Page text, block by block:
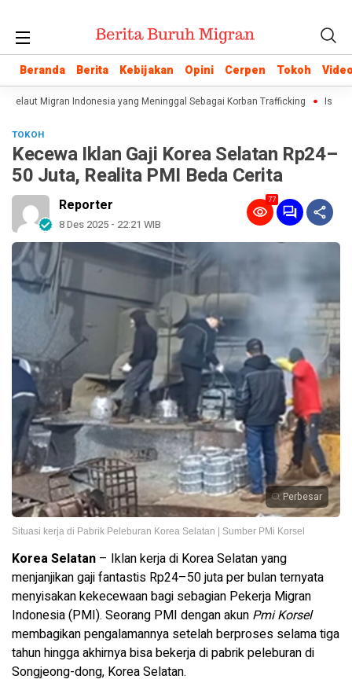
Beranda Berita Kebijakan Opini Cerpen Tokoh
Beranda Berita Kebijakan Opini Cerpen Tokoh
Migran Indonesia yang Meninggal Sebagai Korban Trafficking Istilah
TOKOH
Kecewa Iklan Gaji Korea Selatan Rp24–
50 Juta, Realita PMI Beda Cerita
Reporter
8 Des 2025 - 22:21 WIB
77
Perbesar
Situasi kerja di Pabrik Peleburan Korea Selatan | Sumber PMi Korsel
Korea Selatan – Iklan kerja di Korea Selatan yang
menjanjikan gaji fantastis Rp24–50 juta per bulan ternyata
menyisakan kekecewaan bagi sebagian Pekerja Migran
Indonesia (PMI). Seorang PMI dengan akun Pmi Korsel
membagikan pengalamannya setelah berproses selama tiga
tahun hingga akhirnya bisa bekerja di pabrik peleburan di
Songjeong-dong, Korea Selatan.